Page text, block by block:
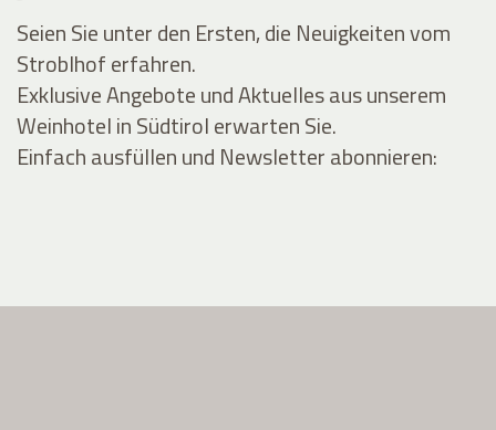
Seien Sie unter den Ersten, die Neuigkeiten vom
Stroblhof erfahren.
Exklusive Angebote und Aktuelles aus unserem
Weinhotel in Südtirol erwarten Sie.
Einfach ausfüllen und Newsletter abonnieren: